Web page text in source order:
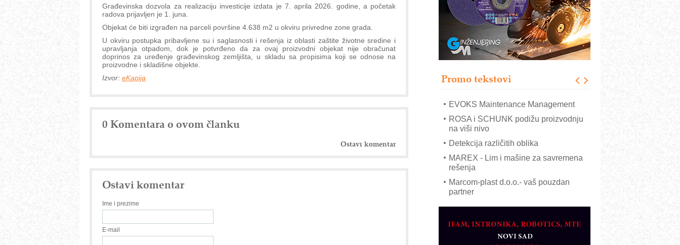
Građevinska dozvola za realizaciju investicije izdata je 7. aprila 2026. godine, a početak
radova prijavljen je 1. juna.
Objekat će biti izgrađen na parceli površine 4.638 m2 u okviru privredne zone grada.
U okviru postupka pribavljene su i saglasnosti i rešenja iz oblasti zaštite životne sredine i
upravljanja otpadom, dok je potvrđeno da za ovaj proizvodni objekat nije obračunat
doprinos za uređenje građevinskog zemljišta, u skladu sa propisima koji se odnose na
proizvodne i skladišne objekte.
Izvor: eKapija
0 Komentara o ovom članku
Ostavi komentar
Ostavi komentar
Ime i prezime
E-mail
Promo tekstovi
IB BLUMENAUER - više od 40 godina
poverenja u industriji
RMQ-TITAN ADVANCED INDICATOR
– Pametna signalizacija za efikasnije
upravljanje mašinama
solarnim elektranama i vetroparkovima
EVOKS Maintenance Management
ROSA i SCHUNK podižu proizvodnju
na viši nivo
Detekcija različitih oblika
MAREX - Lim i mašine za savremena
rešenja
Marcom-plast d.o.o.- vaš pouzdan
partner
CTO - Prilagodite svoju toplinsku
Razvoj asortimanskog pravca MINI-
PLC AKYTEC